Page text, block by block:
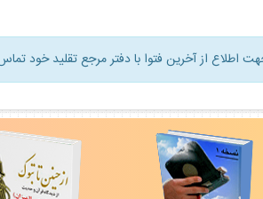
اطلاع از آخرين فتوا با دفتر مرجع تقليد خود